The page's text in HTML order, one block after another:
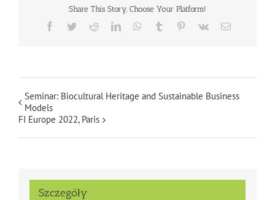
Share This Story, Choose Your Platform!
Facebook
TwitterRedditLinkedInWhatsApp
Tumblr Pinterest
Vk Email
Seminar: Biocultural Heritage and Sustainable Business
Models
FI Europe 2022, Paris
Szczegóły